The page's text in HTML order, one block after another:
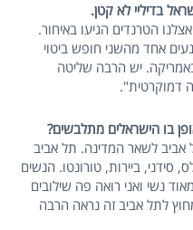
בדיליי לא קטן.
הטרנדים הגיעו באיחור.
אחד מהשני חופש ביטוי
יש הרבה שליטה
דמוקרטית".
בו הישראלים מתלבשים?
אביב לשאר המדינה. תל אביב
סידני, ביירות, טורונטו. הנשים
נשי ואני רואה פה שילובים
לתל אביב זה נראה הרבה